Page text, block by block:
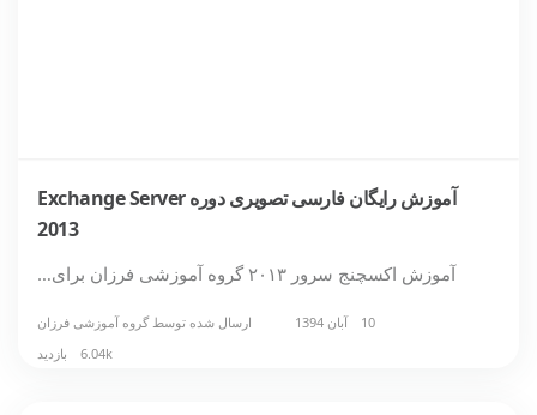
آموزش رایگان فارسی تصویری دوره Exchange Server
2013
آموزش اکسچنج سرور ۲۰۱۳ گروه آموزشی فرزان برای…
10 آبان 1394 ارسال شده توسط گروه آموزشی فرزان
6.04k بازدید